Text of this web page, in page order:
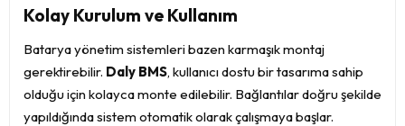
Kolay Kurulum ve Kullanım
Batarya yönetim sistemleri bazen karmaşık montaj
gerektirebilir. Daly BMS, kullanıcı dostu bir tasarıma sahip
olduğu için kolayca monte edilebilir. Bağlantılar doğru şekilde
yapıldığında sistem otomatik olarak çalışmaya başlar.